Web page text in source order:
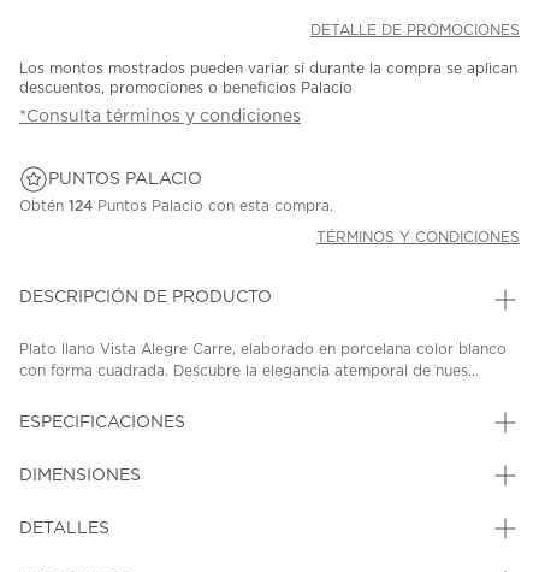
DETALLE DE PROMOCIONES
Los montos mostrados pueden variar si durante la compra se aplican
descuentos, promociones o beneficios Palacio
*Consulta términos y condiciones
PUNTOS PALACIO
Obtén 124 Puntos Palacio con esta compra.
TÉRMINOS Y CONDICIONES
DESCRIPCIÓN DE PRODUCTO
Plato llano Vista Alegre Carre, elaborado en porcelana color blanco
con forma cuadrada. Descubre la elegancia atemporal de nues...
ESPECIFICACIONES
DIMENSIONES
DETALLES